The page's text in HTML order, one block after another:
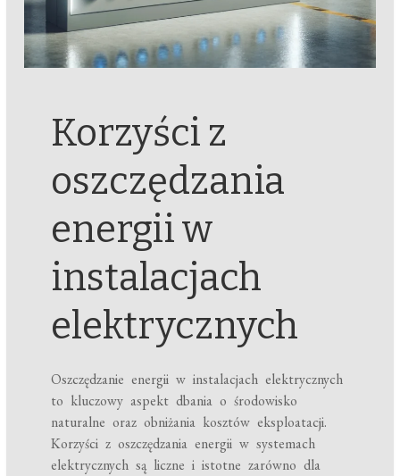
Korzyści z
oszczędzania
energii w
instalacjach
elektrycznych
Oszczędzanie energii w instalacjach elektrycznych
to kluczowy aspekt dbania o środowisko
naturalne oraz obniżania kosztów eksploatacji.
Korzyści z oszczędzania energii w systemach
elektrycznych są liczne i istotne zarówno dla